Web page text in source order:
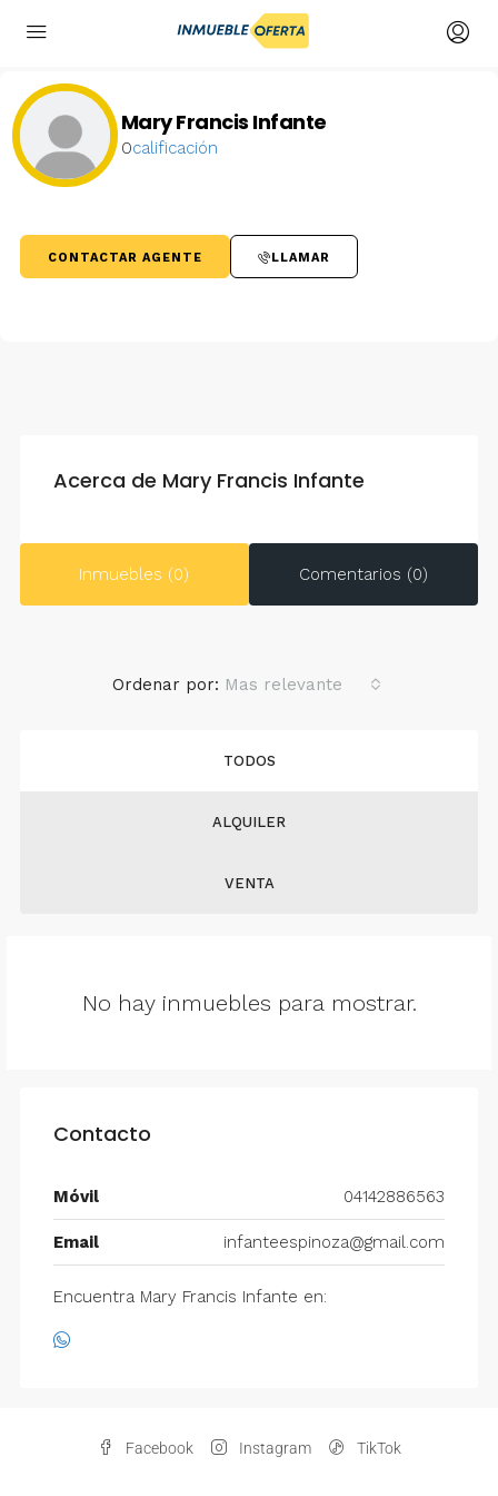
Mary Francis Infante
0calificación
CONTACTAR AGENTE LLAMAR
Acerca de Mary Francis Infante
Inmuebles (0) Comentarios (0)
TODOS
ALQUILER
VENTA
Ordenar por: Mas relevante
No hay inmuebles para mostrar.
Contacto
Móvil 04142886563
Email infanteespinoza@gmail.com
Encuentra Mary Francis Infante en:
Facebook Instagram TikTok